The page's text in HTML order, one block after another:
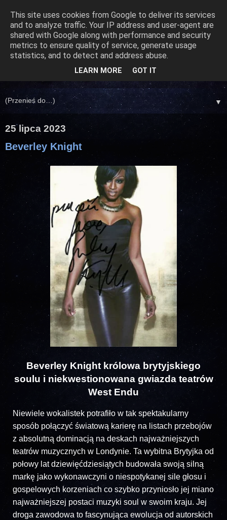
▼
25 lipca 2023
Beverley Knight
Beverley Knight królowa brytyjskiego
soulu i niekwestionowana gwiazda teatrów
West Endu
Niewiele wokalistek potrafiło w tak spektakularny
sposób połączyć światową karierę na listach przebojów
z absolutną dominacją na deskach najważniejszych
teatrów muzycznych w Londynie. Ta wybitna Brytyjka od
połowy lat dziewięćdziesiątych budowała swoją silną
markę jako wykonawczyni o niespotykanej sile głosu i
gospelowych korzeniach co szybko przyniosło jej miano
najważniejszej postaci muzyki soul w swoim kraju. Jej
droga zawodowa to fascynująca ewolucja od autorskich
This site uses cookies from Google to deliver its services
and to analyze traffic. Your IP address and user-agent are
shared with Google along with performance and security
metrics to ensure quality of service, generate usage
statistics, and to detect and address abuse.
LEARN MORE GOT IT